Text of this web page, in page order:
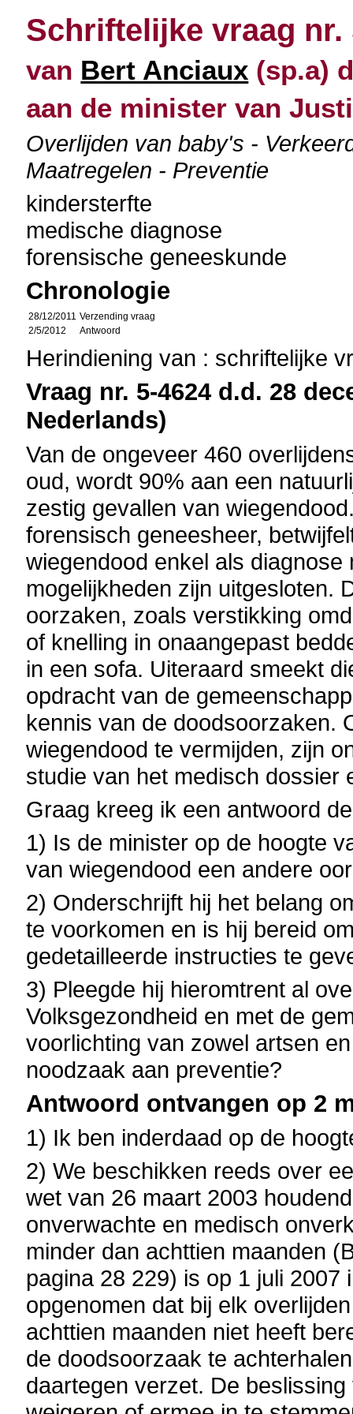
Schriftelijke vraag nr.
van Bert Anciaux (sp.a)
aan de minister van
Overlijden van baby's -
Maatregelen - Preventie
kindersterfte
medische diagnose
forensische geneeskunde
Chronologie
28/12/2011 Verzending vraag
2/5/2012
Antwoord
Herindiening van : schriftelijke
Vraag nr. 5-4624 d.d. 28
Nederlands)
Van de ongeveer 460
oud, wordt 90% aan een
zestig gevallen van
forensisch geneesheer,
wiegendood enkel als
mogelijkheden zijn uitgesloten.
oorzaken, zoals verstikking
of knelling in onaangepast
in een sofa. Uiteraard smeekt
opdracht van de
kennis van de doodsoorzaken.
wiegendood te vermijden, zijn
studie van het medisch dossier
Graag kreeg ik een antwoord
1) Is de minister op de hoogte
van wiegendood een andere
2) Onderschrijft hij het belang
te voorkomen en is hij bereid
gedetailleerde instructies te
3) Pleegde hij hieromtrent al
Volksgezondheid en met de
voorlichting van zowel artsen
noodzaak aan preventie?
Antwoord ontvangen op 2
1) Ik ben inderdaad op de
2) We beschikken reeds over
wet van 26 maart 2003
onverwachte en medisch
minder dan achttien maanden
pagina 28 229) is op 1 juli
opgenomen dat bij elk
achttien maanden niet heeft
de doodsoorzaak te
daartegen verzet. De